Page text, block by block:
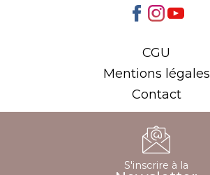
CGU
Mentions légales
Contact
S'inscrire à la